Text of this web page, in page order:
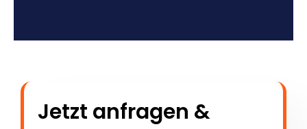
Jetzt anfragen &